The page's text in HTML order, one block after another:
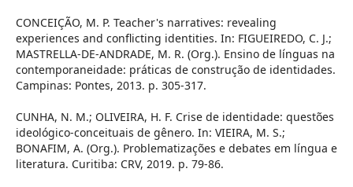
CONCEIÇÃO, M. P. Teacher's narratives: revealing
experiences and conflicting identities. In: FIGUEIREDO, C. J.;
MASTRELLA-DE-ANDRADE, M. R. (Org.). Ensino de línguas na
contemporaneidade: práticas de construção de identidades.
Campinas: Pontes, 2013. p. 305-317.
CUNHA, N. M.; OLIVEIRA, H. F. Crise de identidade: questões
ideológico-conceituais de gênero. In: VIEIRA, M. S.;
BONAFIM, A. (Org.). Problematizações e debates em língua e
literatura. Curitiba: CRV, 2019. p. 79-86.